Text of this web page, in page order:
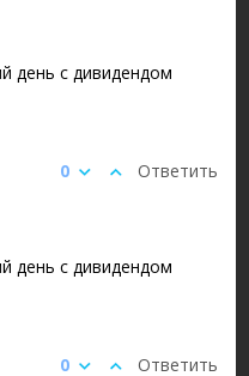
день с дивидендом
Ответить
0
день с дивидендом
Ответить
0